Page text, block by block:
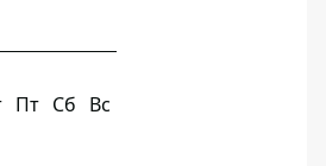
Пт Сб Вс